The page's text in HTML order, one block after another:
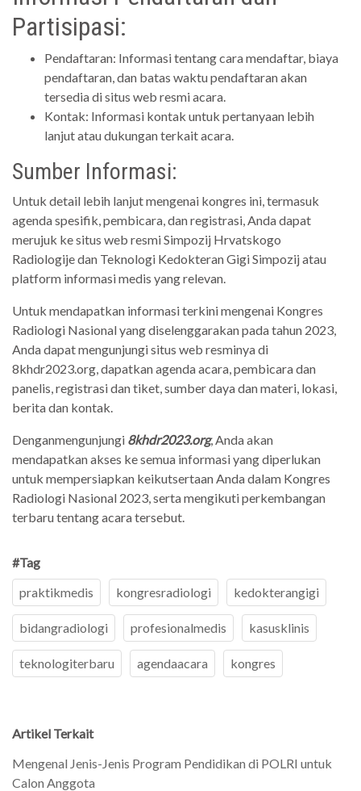
Partisipasi:
Pendaftaran: Informasi tentang cara mendaftar, biaya
pendaftaran, dan batas waktu pendaftaran akan
tersedia di situs web resmi acara.
Kontak: Informasi kontak untuk pertanyaan lebih
lanjut atau dukungan terkait acara.
Sumber Informasi:
Untuk detail lebih lanjut mengenai kongres ini, termasuk
agenda spesifik, pembicara, dan registrasi, Anda dapat
merujuk ke situs web resmi Simpozij Hrvatskogo
Radiologije dan Teknologi Kedokteran Gigi Simpozij atau
platform informasi medis yang relevan.
Untuk mendapatkan informasi terkini mengenai Kongres
Radiologi Nasional yang diselenggarakan pada tahun 2023,
Anda dapat mengunjungi situs web resminya di
8khdr2023.org, dapatkan agenda acara, pembicara dan
panelis, registrasi dan tiket, sumber daya dan materi, lokasi,
berita dan kontak.
Denganmengunjungi 8khdr2023.org, Anda akan
mendapatkan akses ke semua informasi yang diperlukan
untuk mempersiapkan keikutsertaan Anda dalam Kongres
Radiologi Nasional 2023, serta mengikuti perkembangan
terbaru tentang acara tersebut.
#Tag
praktikmedis
kongresradiologi kedokterangigi
bidangradiologi profesionalmedis kasusklinis
teknologiterbaru agendaacara kongres
Artikel Terkait
Mengenal Jenis-Jenis Program Pendidikan di POLRI untuk
Calon Anggota